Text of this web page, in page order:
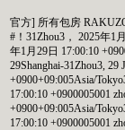
官方] 所有包房
#！31Zhou3， 2025年1
年1月29日 17:00:10
29Shanghai-31Zhou3, 29
+0900+09:005Asia/
17:00:10 +0900005001
+0900+09:005Asia/
17:00:10 +0900005001